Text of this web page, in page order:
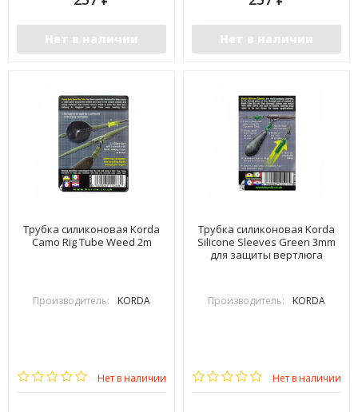
Нет в наличии Нет в наличии
Трубка силиконовая Korda
Camo Rig Tube Weed 2m
Производитель: KORDA
Нет в наличии
Трубка силиконовая Korda
Silicone Sleeves Green 3mm
для защиты вертлюга
Производитель: KORDA
Нет в наличии